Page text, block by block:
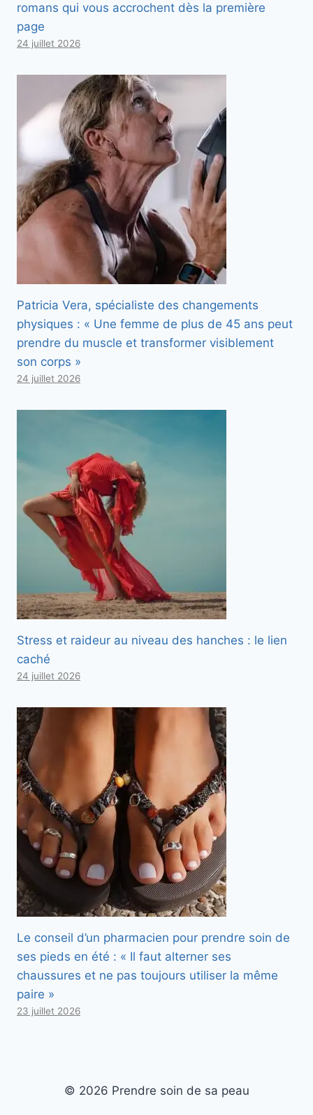
romans qui vous accrochent dès la première
page
24 juillet 2026
Patricia Vera, spécialiste des changements
physiques : « Une femme de plus de 45 ans peut
prendre du muscle et transformer visiblement
son corps »
24 juillet 2026
Stress et raideur au niveau des hanches : le lien
caché
24 juillet 2026
Le conseil d’un pharmacien pour prendre soin de
ses pieds en été : « Il faut alterner ses
chaussures et ne pas toujours utiliser la même
paire »
23 juillet 2026
© 2026 Prendre soin de sa peau